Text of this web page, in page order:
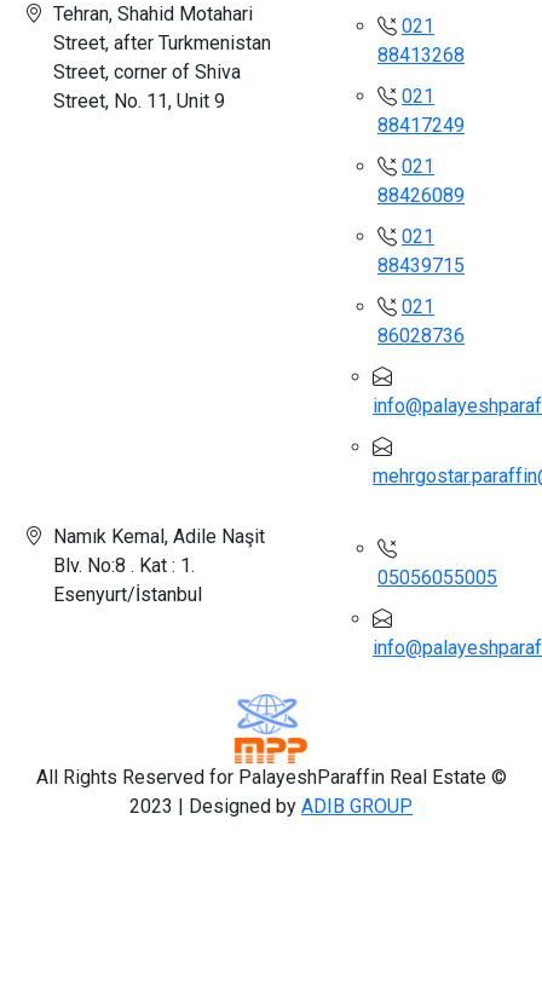
Tehran, Shahid Motahari
Street, after Turkmenistan
Street, corner of Shiva
Street, No. 11, Unit 9
021
88413268
021
88417249
021
88426089
021
88439715
021
86028736
Namık Kemal, Adile Naşit
Blv. No:8 . Kat : 1.
Esenyurt/İstanbul
05056055005
All Rights Reserved for PalayeshParaffin Real Estate ©
2023 | Designed by ADIB GROUP